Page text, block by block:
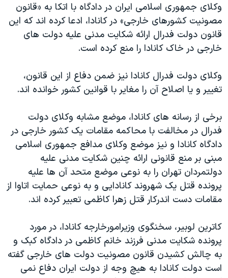
وکلای جمهوری اسلامی ایران در دادگاه با اتکا به «قانون
مصونیت کشورهای خارجی» در کانادا، ادعا کرده اند که این
قانون دولت فدرال ارائه شکایت مدنی علیه دولت های
خارجی در خاک کانادا را منع کرده است.
وکلای دولت فدرال کانادا نیز ضمن دفاع از این قانون،
تغییر و یا اصلاح آن را مغایر با قوانین کشور خوانده اند.
برخی از رسانه های کانادا، موضع مشابه وکلای دولت
فدرال در مخالفت با محاکمه مقامات یک کشور خارجی در
دادگاه کانادا و نیز موضع وکلای مدافع جمهوری اسلامی
مبنی بر منع قانونی ارائه چنین شکایت مدنی علیه
دولتمردان تهران را به نوعی موضع متحد آن ها علیه
پرونده قتل یک شهروند کانادایی و به نوعی حمایت اتاوا از
مقامات دست اندرکار قتل زهرا کاظمی تعبیر کرده اند.
کاترین لوبیر، سخنگوی وزیرامورخارجه کانادا، در مورد
پرونده شکایت مدنی فرزند خانم کاظمی در دادگاه کبک و
به چالش کشیدن قانون مصونیت دولت های خارجی گفته
است دولت کانادا به هیچ وجه از دولت ایران دفاع نمی